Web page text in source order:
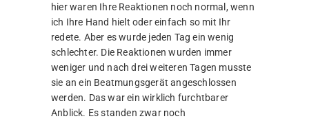
hier waren Ihre Reaktionen noch normal, wenn
ich Ihre Hand hielt oder einfach so mit Ihr
redete. Aber es wurde jeden Tag ein wenig
schlechter. Die Reaktionen wurden immer
weniger und nach drei weiteren Tagen musste
sie an ein Beatmungsgerät angeschlossen
werden. Das war ein wirklich furchtbarer
Anblick. Es standen zwar noch